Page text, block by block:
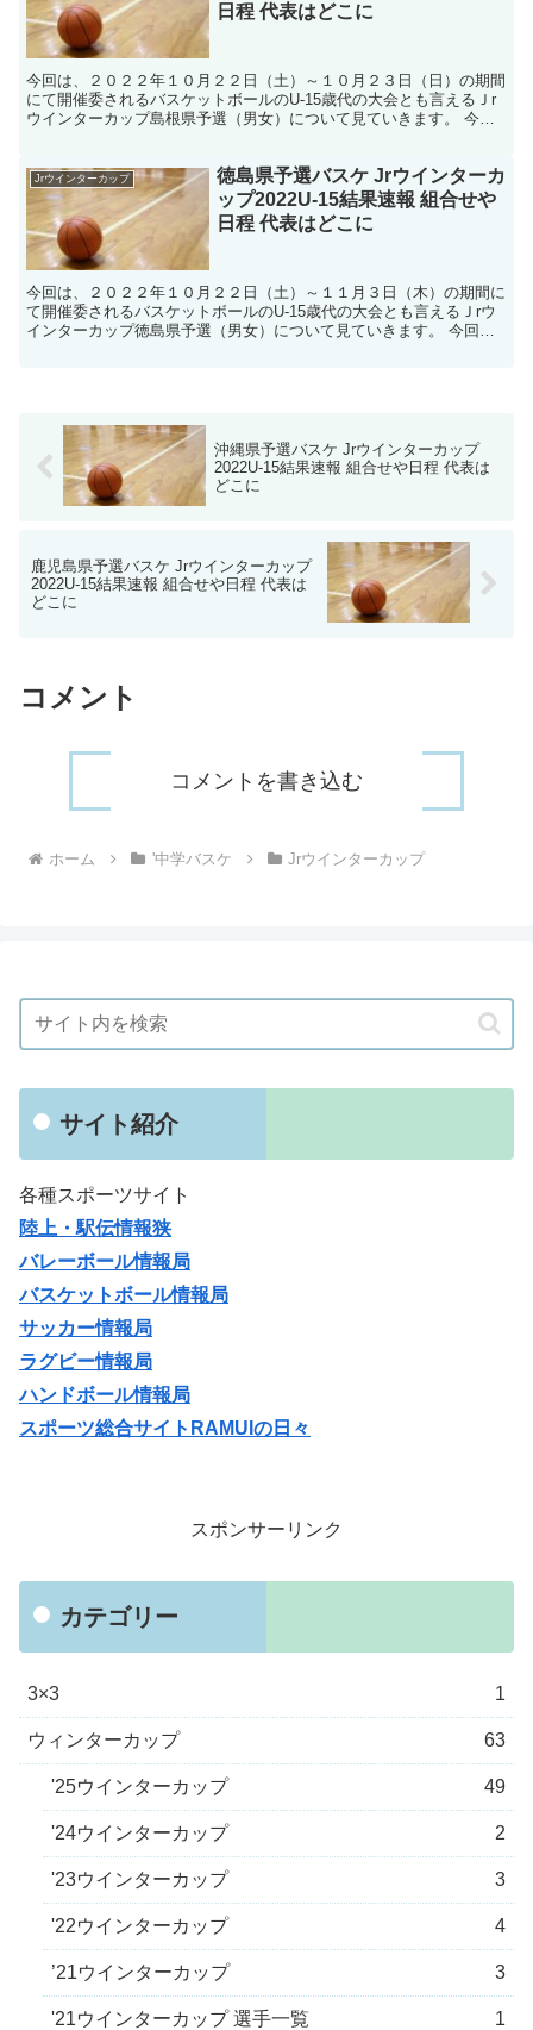
日程 代表はどこに
今回は、２０２２年１０月２２日（土）～１０月２３日（日）の期間
にて開催委されるバスケットボールのU-15歳代の大会とも言えるＪr
ウインターカップ島根県予選（男女）について見ていきます。 今回
Jrウインターカップ
徳島県予選バスケ Jrウインターカ
ップ2022U-15結果速報 組合せや
日程 代表はどこに
今回は、２０２２年１０月２２日（土）～１１月３日（木）の期間に
て開催委されるバスケットボールのU-15歳代の大会とも言えるＪrウ
インターカップ徳島県予選（男女）について見ていきます。 今回で
沖縄県予選バスケ Jrウインターカップ
2022U-15結果速報 組合せや日程 代表は
どこに
鹿児島県予選バスケ Jrウインターカップ
2022U-15結果速報 組合せや日程 代表は
どこに
コメント
コメントを書き込む
ホーム '中学バスケ Jrウインターカップ
サイト紹介
各種スポーツサイト
陸上・駅伝情報狭
バレーボール情報局
バスケットボール情報局
サッカー情報局
ラグビー情報局
ハンドボール情報局
スポーツ総合サイトRAMUIの日々
スポンサーリンク
カテゴリー
3×3 1
ウィンターカップ 63
'25ウインターカップ 49
'24ウインターカップ 2
'23ウインターカップ 3
'22ウインターカップ 4
’21ウインターカップ 3
'21ウインターカップ 選手一覧 1